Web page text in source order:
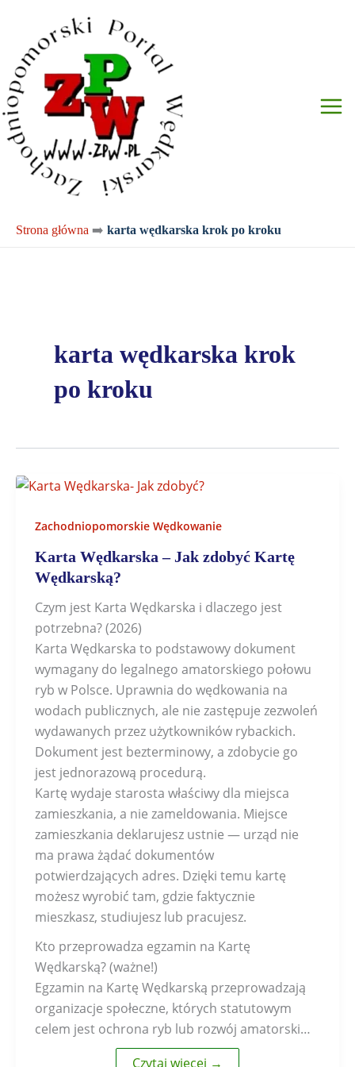
treści
Strona główna ➡️ karta wędkarska krok po kroku
karta wędkarska krok
po kroku
Zachodniopomorskie Wędkowanie
Karta Wędkarska – Jak zdobyć Kartę
Wędkarską?
Czym jest Karta Wędkarska i dlaczego jest
potrzebna? (2026)
Karta Wędkarska to podstawowy dokument
wymagany do legalnego amatorskiego połowu
ryb w Polsce. Uprawnia do wędkowania na
wodach publicznych, ale nie zastępuje zezwoleń
wydawanych przez użytkowników rybackich.
Dokument jest bezterminowy, a zdobycie go
jest jednorazową procedurą.
Kartę wydaje starosta właściwy dla miejsca
zamieszkania, a nie zameldowania. Miejsce
zamieszkania deklarujesz ustnie — urząd nie
ma prawa żądać dokumentów
potwierdzających adres. Dzięki temu kartę
możesz wyrobić tam, gdzie faktycznie
mieszkasz, studiujesz lub pracujesz.
Kto przeprowadza egzamin na Kartę
Wędkarską? (ważne!)
Egzamin na Kartę Wędkarską przeprowadzają
organizacje społeczne, których statutowym
celem jest ochrona ryb lub rozwój amatorski…
Czytaj więcej →